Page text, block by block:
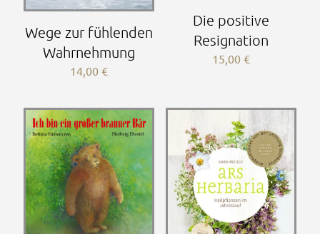
Wege zur fühlenden
Wahrnehmung
14,00€
Die positive
Resignation
15,00 €